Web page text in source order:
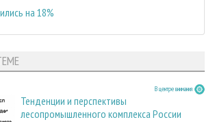
на 18%
В центре внимания
Тенденции и перспективы
лесопромышленного комплекса России